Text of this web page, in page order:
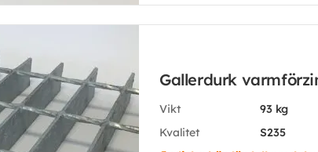
Gallerdurk
Vikt
93 kg
Kvalitet
S235